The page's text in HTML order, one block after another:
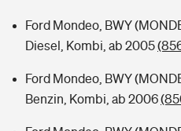
Ford Mondeo, BWY
Diesel, Kombi, ab 2005
Ford Mondeo, BWY
Benzin, Kombi, ab 2006